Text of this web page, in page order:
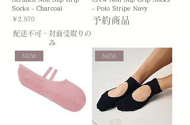
Socks - Charcoal
価格
￥2,970
配送不可・対面受取りの
み
- Polo Stripe Navy
予約商品
NEW NEW